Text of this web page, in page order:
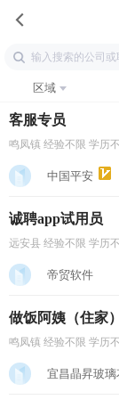
区域
客服专员
鸣凤镇 经验不限 学历
中国平安
诚聘app试用员
远安县 经验不限 学历
帝贸软件
做饭阿姨（住家）
鸣凤镇 经验不限 学历
宜昌晶昇玻璃